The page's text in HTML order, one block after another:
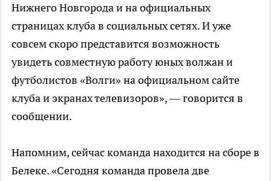
Нижнего Новгорода и на официальных
страницах клуба в социальных сетях. И уже
совсем скоро представится возможность
увидеть совместную работу юных волжан и
футболистов «Волги» на официальном сайте
клуба и экранах телевизоров», — говорится в
сообщении.
Напомним, сейчас команда находится на сборе в
Белеке. «Сегодня команда провела две